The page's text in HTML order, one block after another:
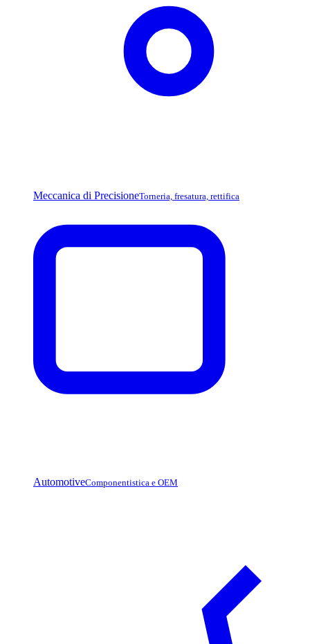
Meccanica di PrecisioneTorneria, fresatura, rettifica
AutomotiveComponentistica e OEM